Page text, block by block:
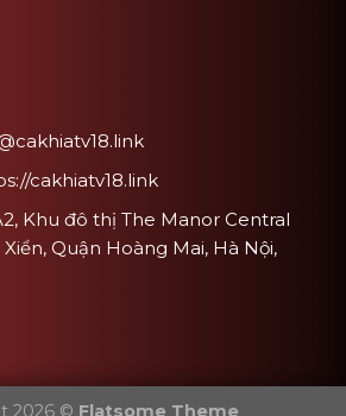
cakhiatv18.link
Khu đô thị The Manor Central
Quận Hoàng Mai, Hà Nội,
2026 © Flatsome Theme